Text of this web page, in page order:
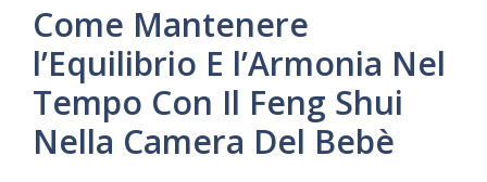
Come Mantenere
l’Equilibrio E l’Armonia Nel
Tempo Con Il Feng Shui
Nella Camera Del Bebè